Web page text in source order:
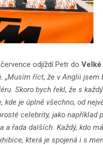
odjíždí Petr do
„Musím říct, že v Anglii jsem
Skoro bych řekl, že s
je úplně všechno, od
celebrity, jako
a řada dalších. Každý, kdo
která je spojená i s